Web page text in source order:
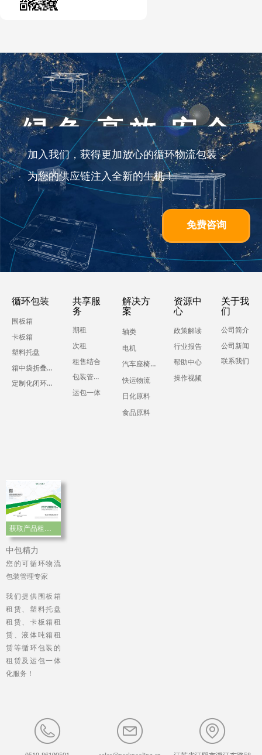
绿色 高效 安全
加入我们，获得更加放心的循环物流包装，
为您的供应链注入全新的生机！
免费咨询
循环包装
围板箱
卡板箱
塑料托盘
箱中袋折叠液体吨箱
定制化闭环运输包装
共享服
务
期租
次租
租售结合
包装管理服务
运包一体
解决方
案
轴类
电机
汽车座椅零部件
快运物流
日化原料
食品原料
资源中
心
政策解读
行业报告
帮助中心
操作视频
获取产品租赁手册
中包精力
您的可循环物流
包装管理专家
我们提供围板箱
租赁、塑料托盘
租赁、卡板箱租
赁、液体吨箱租
赁等循环包装的
租赁及运包一体
化服务！
关于我
们
公司简介
公司新闻
联系我们